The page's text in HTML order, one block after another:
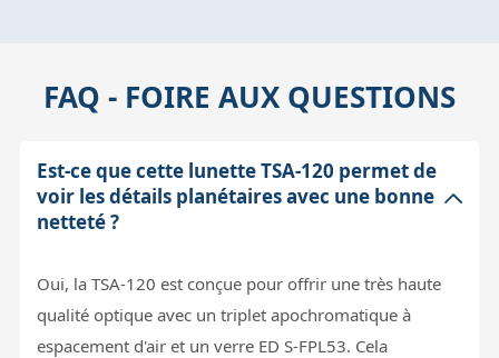
FAQ - FOIRE AUX QUESTIONS
Est-ce que cette lunette TSA-120 permet de
voir les détails planétaires avec une bonne
netteté ?
Oui, la TSA-120 est conçue pour offrir une très haute
qualité optique avec un triplet apochromatique à
espacement d'air et un verre ED S-FPL53. Cela